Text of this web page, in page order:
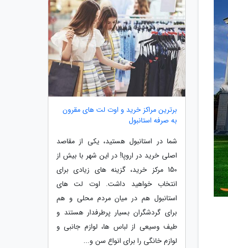
برترین مراکز خرید و اوت لت های مقرون
به صرفه استانبول
شما در استانبول هستید، یکی از مقاصد
اصلی خرید در اروپا! در این شهر با بیش از
150 مرکز خرید، گزینه های زیادی برای
انتخاب خواهید داشت. اوت لت های
استانبول هم در میان مردم محلی و هم
برای گردشگران بسیار پرطرفدار هستند و
طیف وسیعی از لباس ها، لوازم جانبی و
لوازم خانگی را برای انواع سن و...